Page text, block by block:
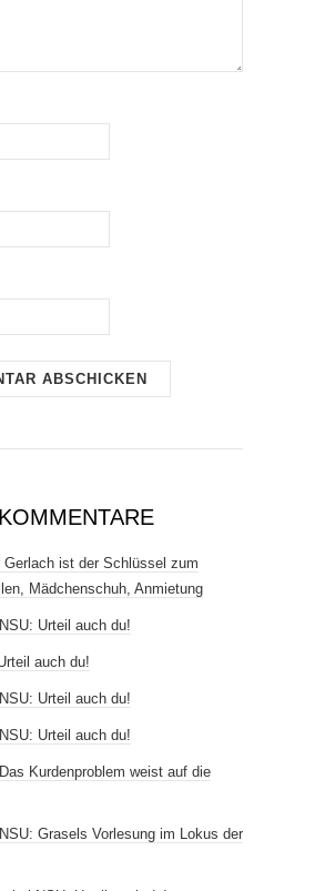
Gerlach ist der Schlüssel zum
Mädchenschuh, Anmietung
NSU: Urteil auch du!
auch du!
NSU: Urteil auch du!
NSU: Urteil auch du!
Das Kurdenproblem weist auf die
NSU: Grasels Vorlesung im Lokus der